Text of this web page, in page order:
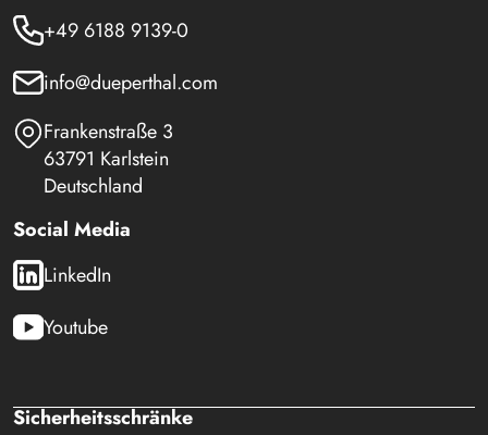
+49 6188 9139-0
info@dueperthal.com
Frankenstraße 3
63791 Karlstein
Deutschland
Social Media
LinkedIn
Youtube
Sicherheitsschränke